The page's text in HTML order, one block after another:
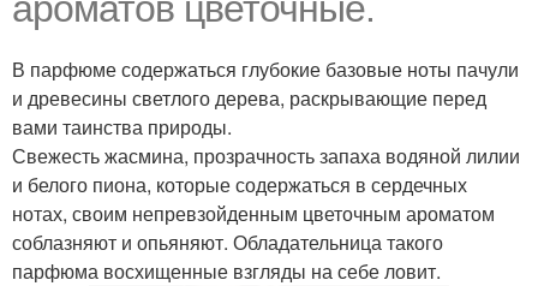
В парфюме содержаться глубокие базовые ноты пачули
и древесины светлого дерева, раскрывающие перед
вами таинства природы.
Свежесть жасмина, прозрачность запаха водяной лилии
и белого пиона, которые содержаться в сердечных
нотах, своим непревзойденным цветочным ароматом
соблазняют и опьяняют. Обладательница такого
парфюма восхищенные взгляды на себе ловит.